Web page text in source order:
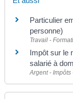
Particulier
personne)
Travail -
Impôt sur le
salarié à
Argent -